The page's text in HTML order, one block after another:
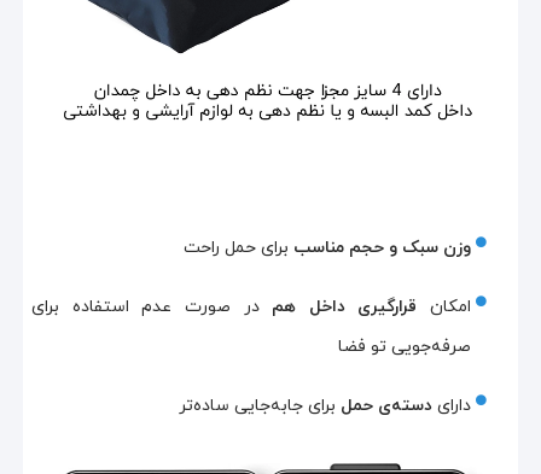
وزن سبک و حجم مناسب برای حمل راحت
امکان قرارگیری داخل هم در صورت عدم استفاده برای
صرفه‌جویی تو فضا
دارایدسته‌ی حمل برای جابه‌جایی ساده‌تر